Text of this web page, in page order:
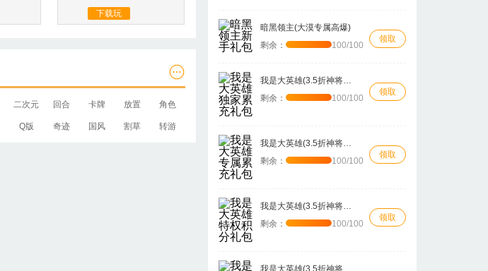
下载玩
二次元 回合 卡牌 放置 角色
Q版 奇迹 国风 割草 转游
暗黑领主(大漠专属高爆)
剩余：
100/100
领取
我是大英雄(3.5折神将传奇)
剩余：
100/100
领取
我是大英雄(3.5折神将传奇)
剩余：
100/100
领取
我是大英雄(3.5折神将传奇)
剩余：
100/100
领取